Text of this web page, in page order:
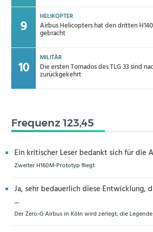
HELIKOPTER
Airbus Helicopters hat den dritten
gebracht
MILITÄR
Die ersten Tornados des TLG 33 sind
zurückgekehrt
Frequenz 123,45
Ein kritischer Leser bedankt sich für die
Zweiter H160M-Prototyp fliegt
Ja, sehr bedauerlich diese Entwicklung,
...
Der Zero-G Airbus in Köln wird zerlegt, die